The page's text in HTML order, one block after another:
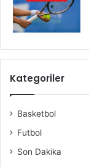
Kategoriler
Basketbol
Futbol
Son Dakika